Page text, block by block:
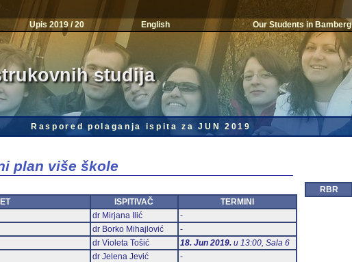
Upis 2019 / 20 English Our Students in Bamberg
studija
Raspored polaganja ispita za JUN 2019
plan više škole
ISPITIVAČ
TERMINI
dr Mirjana Ilić
-
dr Borko Mihajlović
-
dr Violeta Tošić 18. Jun 2019.u 13:00, Sala 6
dr Jelena Jević
-
RBR